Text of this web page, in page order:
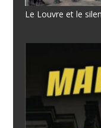
Le Louvre et le